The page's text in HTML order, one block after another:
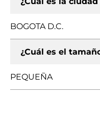
BOGOTA D.C.
¿Cuál es el
PEQUEÑA